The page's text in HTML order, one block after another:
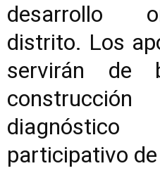
desarrollo
distrito. Los
servirán de
participativo